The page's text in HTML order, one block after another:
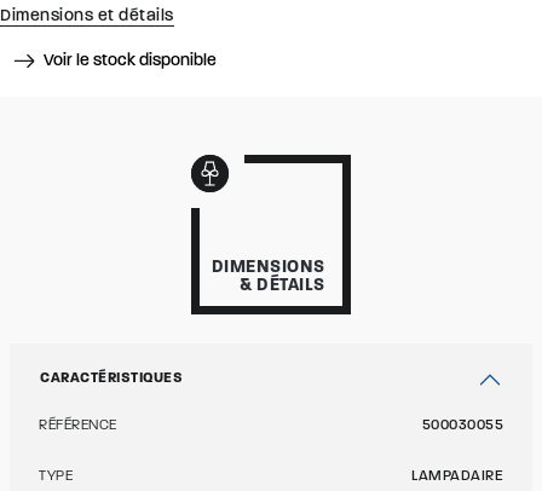
Dimensions et détails
Voir le stock disponible
DIMENSIONS
& DÉTAILS
CARACTÉRISTIQUES
RÉFÉRENCE 500030055
TYPE LAMPADAIRE